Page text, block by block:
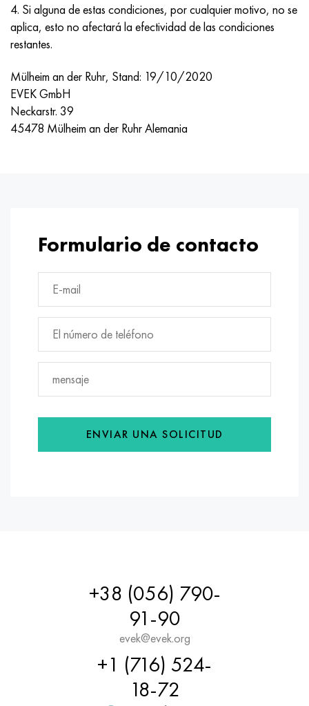
4. Si alguna de estas condiciones, por cualquier motivo, no se
aplica, esto no afectará la efectividad de las condiciones
restantes.
Mülheim an der Ruhr, Stand: 19/10/2020
EVEK GmbH
Neckarstr. 39
45478 Mülheim an der Ruhr Alemania
Formulario de contacto
ENVIAR UNA SOLICITUD
+38 (056) 790-
91-90
evek@evek.org
+1 (716) 524-
18-72